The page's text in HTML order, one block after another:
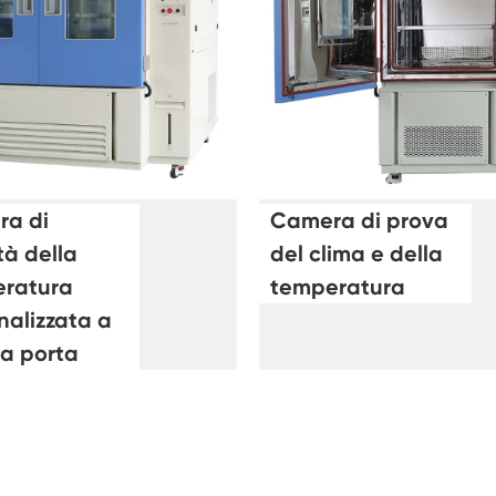
Camera di condizionamento dell'aria a
temperatura negativa
Camera di prova climatica da laboratorio
per l'umidità della temperatura
Camera di altitudine di temperatura
Forno di essiccazione
Dispositivi di test per pannelli fotovoltaici
Camera del clima freddo
di
della
a
porta
Camera di prova
del clima e della
temperatura